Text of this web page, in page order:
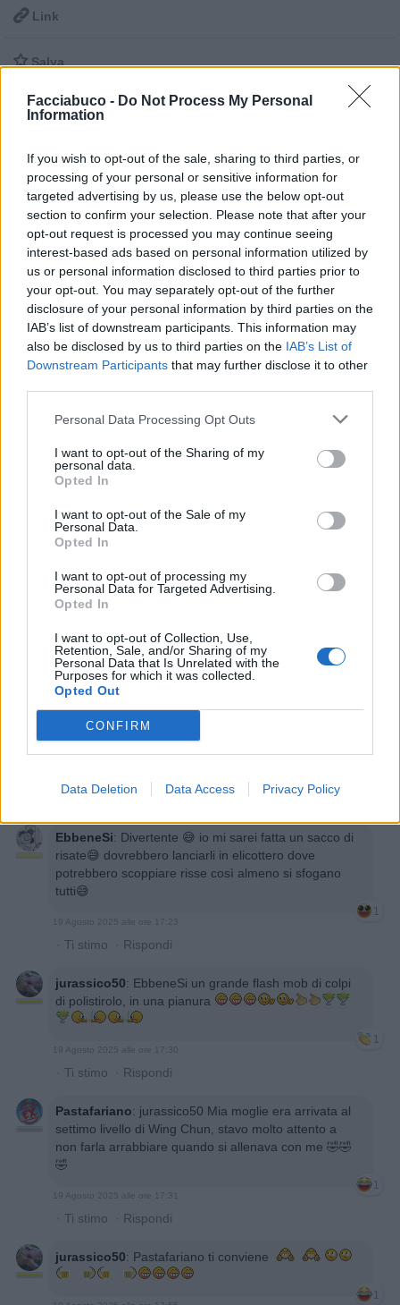
Facciabuco - Do Not Process My Personal
Information
If you wish to opt-out of the sale, sharing to third parties, or
processing of your personal or sensitive information for
targeted advertising by us, please use the below opt-out
section to confirm your selection. Please note that after your
opt-out request is processed you may continue seeing
interest-based ads based on personal information utilized by
us or personal information disclosed to third parties prior to
your opt-out. You may separately opt-out of the further
disclosure of your personal information by third parties on the
IAB’s list of downstream participants. This information may
also be disclosed by us to third parties on the IAB’s List of
Downstream Participants that may further disclose it to other
Personal Data Processing Opt Outs
I want to opt-out of the Sharing of my
personal data.
Opted In
I want to opt-out of the Sale of my
Personal Data.
Opted In
I want to opt-out of processing my
Personal Data for Targeted Advertising.
Opted In
I want to opt-out of Collection, Use,
Retention, Sale, and/or Sharing of my
Personal Data that Is Unrelated with the
Purposes for which it was collected.
Opted Out
CONFIRM
Data Deletion Data Access Privacy Policy
 Link
 Salva
pubblicità
il plasticone... 🤣🤣🤣
19 Agosto 2025 alle ore 17:10
·Ti stimo·
jurassico50:Pastafariano per quello gli mette in
mano solo quello di plastica
Rispondi
EbbeneSi: Divertente 😅 io mi sarei fatta un sacco di
risate😅 dovrebbero lanciarli in elicottero dove
potrebbero scoppiare risse così almeno si sfogano
tutti😅
1
19 Agosto 2025 alle ore 17:23
· Ti stimo · Rispondi
jurassico50: EbbeneSi un grande flash mob di colpi
di polistirolo, in una pianura
1
19 Agosto 2025 alle ore 17:30
· Ti stimo · Rispondi
Pastafariano: jurassico50 Mia moglie era arrivata al
settimo livello di Wing Chun, stavo molto attento a
non farla arrabbiare quando si allenava con me 🤣🤣
🤣
1
19 Agosto 2025 alle ore 17:31
· Ti stimo · Rispondi
jurassico50: Pastafariano ti conviene
1